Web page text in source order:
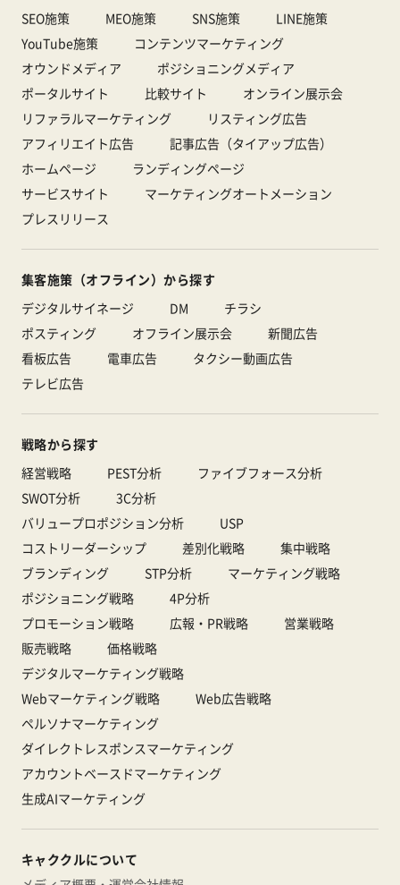
SEO施策
MEO施策 SNS施策
LINE施策
YouTube施策
コンテンツマーケティング
オウンドメディア
ポジショニングメディア
ポータルサイト
比較サイト
オンライン展示会
リファラルマーケティング
リスティング広告
アフィリエイト広告
記事広告（タイアップ広告）
ホームページ
ランディングページ
サービスサイト
マーケティングオートメーション
プレスリリース
集客施策（オフライン）から探す
デジタルサイネージ
DM
チラシ
ポスティング
オフライン展示会
新聞広告
看板広告
電車広告
タクシー動画広告
テレビ広告
戦略から探す
経営戦略
PEST分析
ファイブフォース分析
SWOT分析
3C分析
バリュープロポジション分析
USP
コストリーダーシップ
差別化戦略
集中戦略
ブランディング
STP分析
マーケティング戦略
ポジショニング戦略
4P分析
プロモーション戦略
広報・PR戦略
営業戦略
販売戦略
価格戦略
デジタルマーケティング戦略
Webマーケティング戦略
Web広告戦略
ペルソナマーケティング
ダイレクトレスポンスマーケティング
アカウントベースドマーケティング
生成AIマーケティング
キャククルについて